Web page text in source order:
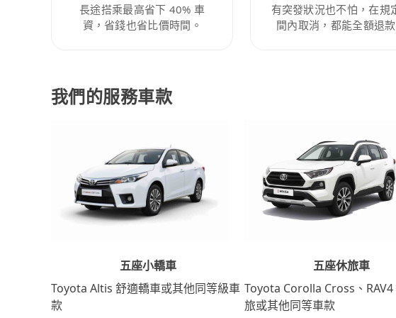
長途搭乘最高省下 40% 車
資，省錢也省比價時間。
有突發狀況也不怕，在規
間內取消，都能全額退款
我們的服務車款
五座小轎車
Toyota Altis 舒適轎車或其他同等級車
款
五座休旅車
Toyota Corolla Cross、
旅或其他同等車款